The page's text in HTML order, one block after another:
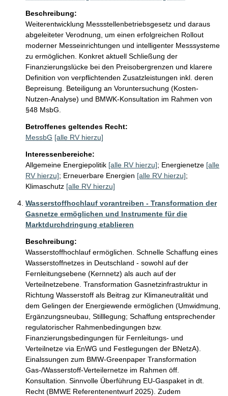
Beschreibung:
Weiterentwicklung Messstellenbetriebsgesetz und daraus
abgeleiteter Verodnung, um einen erfolgreichen Rollout
moderner Messeinrichtungen und intelligenter Messsysteme
zu ermöglichen. Konkret aktuell Schließung der
Finanzierungslücke bei den Preisobergrenzen und klarere
Definition von verpflichtenden Zusatzleistungen inkl. deren
Bepreisung. Beteiligung an Voruntersuchung (Kosten-
Nutzen-Analyse) und BMWK-Konsultation im Rahmen von
§48 MsbG.
Betroffenes geltendes Recht:
MessbG [alle RV hierzu]
Interessenbereiche:
Allgemeine Energiepolitik [alle RV hierzu]; Energienetze [alle
RV hierzu]; Erneuerbare Energien [alle RV hierzu];
Klimaschutz [alle RV hierzu]
Wasserstoffhochlauf vorantreiben - Transformation der
Gasnetze ermöglichen und Instrumente für die
Marktdurchdringung etablieren
Beschreibung:
Wasserstoffhochlauf ermöglichen. Schnelle Schaffung eines
Wasserstoffnetzes in Deutschland - sowohl auf der
Fernleitungsebene (Kernnetz) als auch auf der
Verteilnetzebene. Transformation Gasnetzinfrastruktur in
Richtung Wasserstoff als Beitrag zur Klimaneutralität und
dem Gelingen der Energiewende ermöglichen (Umwidmung,
Ergänzungsneubau, Stilllegung; Schaffung entsprechender
regulatorischer Rahmenbedingungen bzw.
Finanzierungsbedingungen für Fernleitungs- und
Verteilnetze via EnWG und Festlegungen der BNetzA).
Einalssungen zum BMW-Greenpaper Transformation
Gas-/Wasserstoff-Verteilernetze im Rahmen öff.
Konsultation. Sinnvolle Überführung EU-Gaspaket in dt.
Recht (BMWE Referentenentwurf 2025). Zudem